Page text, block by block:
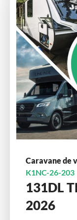
Caravane de
K1NC-26-203
131DL
2026